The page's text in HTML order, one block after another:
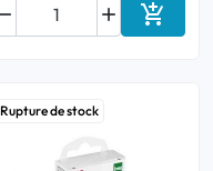
 
Rupture de stock